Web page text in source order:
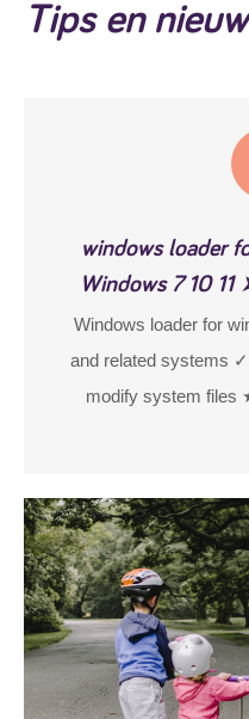
Tips en
windows loader
Windows 7 10
Windows loader for
and related systems
modify system files